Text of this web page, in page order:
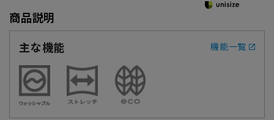
商品説明
主な機能
機能一覧